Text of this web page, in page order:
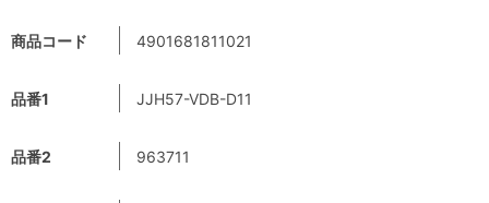
商品コード 4901681811021
品番1 JJH57-VDB-D11
品番2 963711